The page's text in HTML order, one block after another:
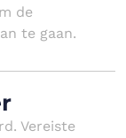
de
te gaan.
Vereiste